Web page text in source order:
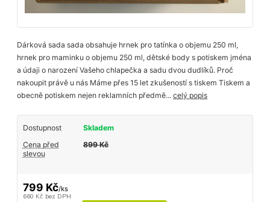
Dárková sada sada obsahuje hrnek pro tatínka o objemu 250 ml,
hrnek pro maminku o objemu 250 ml, dětské body s potiskem jména
a údaji o narození Vašeho chlapečka a sadu dvou dudlíků. Proč
nakoupit právě u nás Máme přes 15 let zkušeností s tiskem Tiskem a
obecně potiskem nejen reklamních předmě...celý popis
Dostupnost
Skladem
Cena před
slevou
899 Kč
799 Kč/ks
660 Kč bez DPH